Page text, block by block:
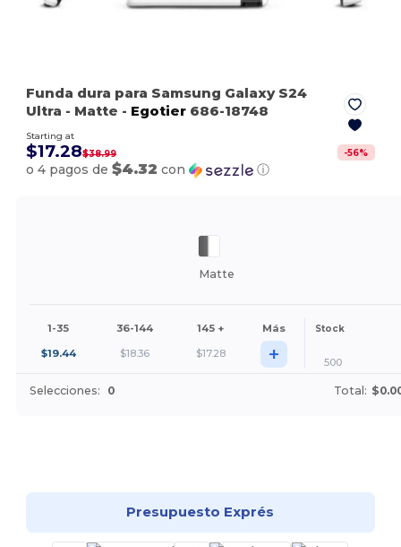
Funda dura para Samsung Galaxy S24
Ultra - Matte - Egotier 686-18748
Starting at
$17.28$38.99 -56%
o 4 pagos de$4.32 con ⓘ
Matte
1-35 36-144 145 + Más Stock
$19.44 $18.36 $17.28 + 500
Selecciones: 0 Total:
Presupuesto Exprés